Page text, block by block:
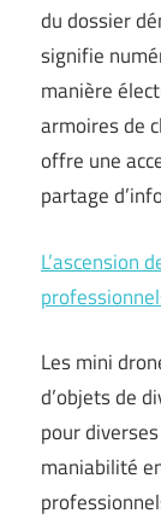
du dossier
signifie
manière
armoires de
offre une
partage
L’ascension
Les mini
d’objets de
pour
maniabilité